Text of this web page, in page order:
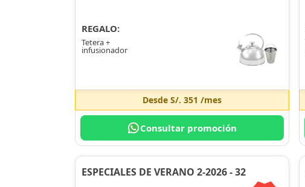
REGALO:
Tetera +
infusionador
Desde S/. 351 /mes
Consultar promoción
ESPECIALES DE VERANO 2-2026 - 32